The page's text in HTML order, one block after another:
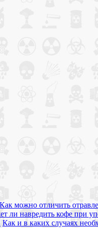
Как можно отличить
ли навредить кофе при
Как и в каких случаях